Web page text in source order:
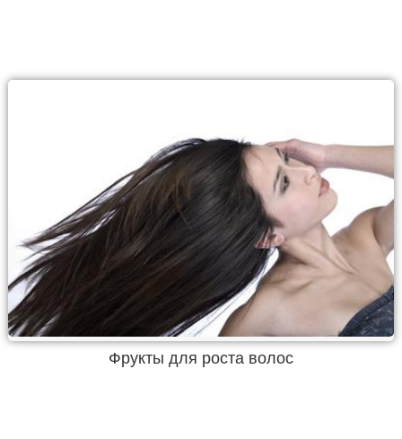
Фрукты для роста волос